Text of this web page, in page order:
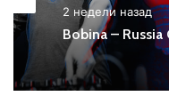
Ближайший эфир:
Среда
2 недели назад
Bobina –